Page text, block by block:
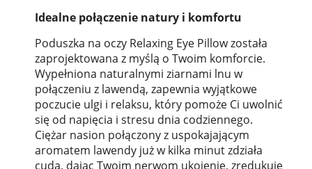
Idealne połączenie natury i komfortu
Poduszka na oczy Relaxing Eye Pillow została
zaprojektowana z myślą o Twoim komforcie.
Wypełniona naturalnymi ziarnami lnu w
połączeniu z lawendą, zapewnia wyjątkowe
poczucie ulgi i relaksu, który pomoże Ci uwolnić
się od napięcia i stresu dnia codziennego.
Ciężar nasion połączony z uspokajającym
aromatem lawendy już w kilka minut zdziała
cuda, dając Twoim nerwom ukojenie, zredukuje